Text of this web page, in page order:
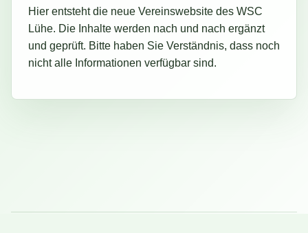
Hier entsteht die neue Vereinswebsite des WSC
Lühe. Die Inhalte werden nach und nach ergänzt
und geprüft. Bitte haben Sie Verständnis, dass noch
nicht alle Informationen verfügbar sind.